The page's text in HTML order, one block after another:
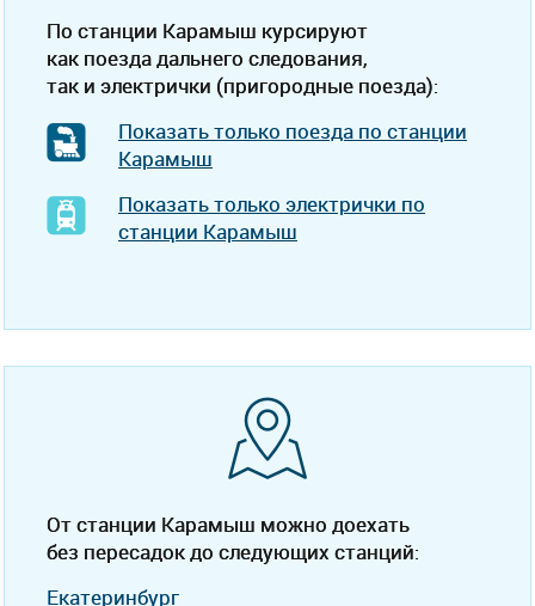
По станции Карамыш курсируют
как поезда дальнего следования,
так и электрички (пригородные поезда):
Показать только поезда по станции
Карамыш
Показать только электрички по
станции Карамыш
От станции Карамыш можно доехать
без пересадок до следующих станций:
Екатеринбург